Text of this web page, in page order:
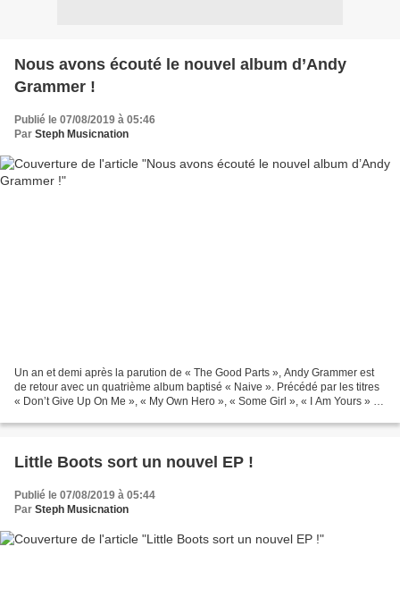
Nous avons écouté le nouvel album d’Andy
Grammer !
Publié le 07/08/2019 à 05:46
Par Steph Musicnation
Un an et demi après la parution de « The Good Parts », Andy Grammer est
de retour avec un quatrième album baptisé « Naive ». Précédé par les titres
« Don’t Give Up On Me », « My Own Hero », « Some Girl », « I Am Yours » et
Little Boots sort un nouvel EP !
Publié le 07/08/2019 à 05:44
Par Steph Musicnation